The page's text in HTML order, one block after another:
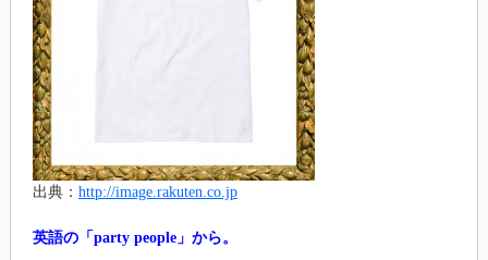
出典： http://image.rakuten.co.jp
英語の「party people」から。